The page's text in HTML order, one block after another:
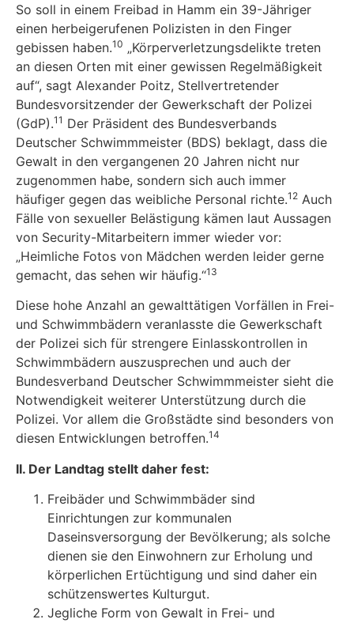
So soll in einem Freibad in Hamm ein 39-Jähriger
einen herbeigerufenen Polizisten in den Finger
gebissen haben.10 „Körperverletzungsdelikte treten
an diesen Orten mit einer gewissen Regelmäßigkeit
auf“, sagt Alexander Poitz, Stellvertretender
Bundesvorsitzender der Gewerkschaft der Polizei
(GdP).11 Der Präsident des Bundesverbands
Deutscher Schwimm­meister (BDS) beklagt, dass die
Gewalt in den vergangenen 20 Jahren nicht nur
zugenommen habe, sondern sich auch immer
häufiger gegen das weibliche Personal richte.12 Auch
Fälle von sexueller Belästigung kämen laut Aussagen
von Security-Mitarbeitern immer wieder vor:
„Heimliche Fotos von Mädchen werden leider gerne
gemacht, das sehen wir häufig.“13
Diese hohe Anzahl an gewalttätigen Vorfällen in Frei-
und Schwimmbädern veranlasste die Gewerkschaft
der Polizei sich für strengere Einlasskontrollen in
Schwimmbädern auszuspre­chen und auch der
Bundesverband Deutscher Schwimmmeister sieht die
Notwendigkeit wei­terer Unterstützung durch die
Polizei. Vor allem die Großstädte sind besonders von
diesen Entwicklungen betroffen.14
II. Der Landtag stellt daher fest:
Freibäder und Schwimmbäder sind
Einrichtungen zur kommunalen
Daseinsversorgung der Bevölkerung; als solche
dienen sie den Einwohnern zur Erholung und
körperlichen Ertüchtigung und sind daher ein
schützenswertes Kulturgut.
Jegliche Form von Gewalt in Frei- und